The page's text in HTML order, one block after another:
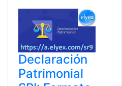
Declaración
Patrimonial